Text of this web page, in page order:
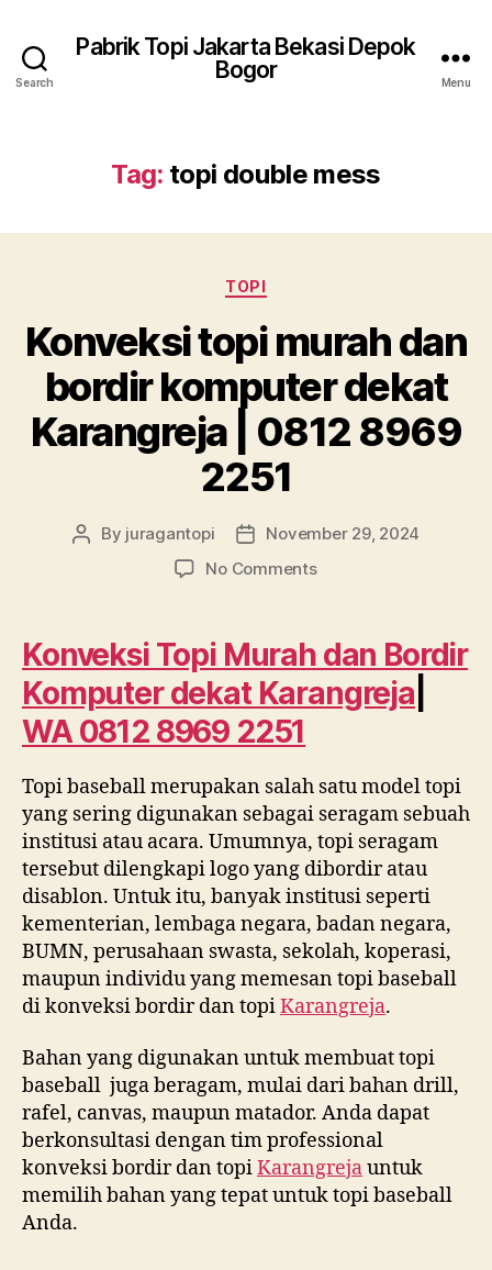
Search
Pabrik Topi Jakarta Bekasi Depok
Bogor
Menu
Tag: topi double mess
Categories
TOPI
Konveksi topi murah dan
bordir komputer dekat
Karangreja | 0812 8969
2251
Post
By juragantopi
PostNovember 29, 2024
No Commentson
murah
dan
bordir
komputer
|
0812
8969
2251
Konveksi Topi Murah dan Bordir
Komputer dekat Karangreja
WA 0812 8969 2251
Topi baseball merupakan salah satu model topi
yang sering digunakan sebagai seragam sebuah
institusi atau acara. Umumnya, topi seragam
tersebut dilengkapi logo yang dibordir atau
disablon. Untuk itu, banyak institusi seperti
kementerian, lembaga negara, badan negara,
BUMN, perusahaan swasta, sekolah, koperasi,
maupun individu yang memesan topi baseball
di konveksi bordir dan topiKarangreja.
Bahan yang digunakan untuk membuat topi
baseball juga beragam, mulai dari bahan drill,
rafel, canvas, maupun matador. Anda dapat
berkonsultasi dengan tim professional
konveksi bordir dan topiKarangrejauntuk
memilih bahan yang tepat untuk topi baseball
Anda.